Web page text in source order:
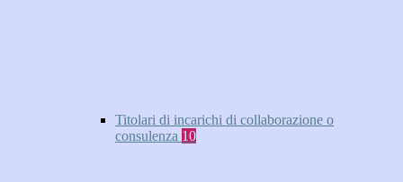
Titolari di incarichi di collaborazione o
consulenza 10